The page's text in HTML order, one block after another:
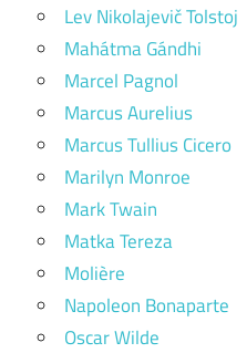
Lev Nikolajevič Tolstoj
Mahátma Gándhi
Marcel Pagnol
Marcus Aurelius
Marcus Tullius Cicero
Marilyn Monroe
Mark Twain
Matka Tereza
Molière
Napoleon Bonaparte
Oscar Wilde